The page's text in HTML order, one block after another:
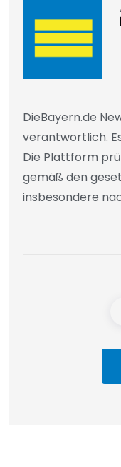
DieBayern.de
verantwortlich.
Die Plattform
gemäß den
insbesondere